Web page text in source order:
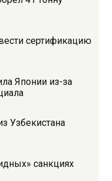
сертификацию
Японии из-за
Узбекистана
санкциях